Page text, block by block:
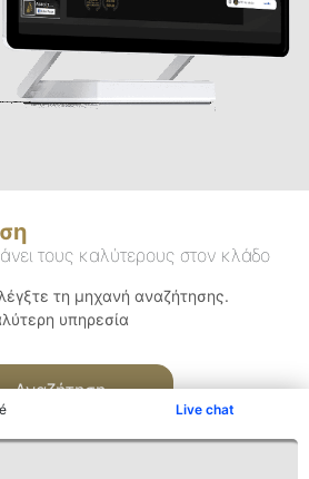
Live chat
τους καλύτερους στον κλάδο
τη μηχανή αναζήτησης.
υπηρεσία
Αναζήτηση